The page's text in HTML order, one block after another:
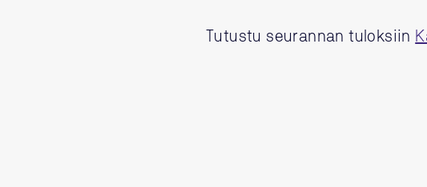
Tutustu seurannan tuloksiin